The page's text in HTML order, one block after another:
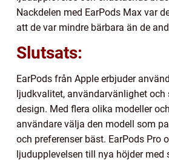
Nackdelen med EarPods Max var
att de var mindre bärbara än de
Slutsats:
EarPods från Apple erbjuder
ljudkvalitet, användarvänlighet och
design. Med flera olika modeller
användare välja den modell som
och preferenser bäst. EarPods Pro
ljudupplevelsen till nya höjder med